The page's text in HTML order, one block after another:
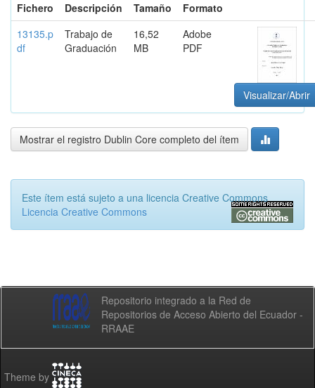
Fichero
Descripción Tamaño
Formato
13135.p
df
Trabajo de
Graduación
16,52
MB
Adobe
PDF
Visualizar/Abrir
Mostrar el registro Dublin Core completo del ítem
Este ítem está sujeto a una licencia Creative Commons
Licencia Creative Commons
Repositorio integrado a la Red de
Repositorios de Acceso Abierto del Ecuador -
RRAAE
Theme by